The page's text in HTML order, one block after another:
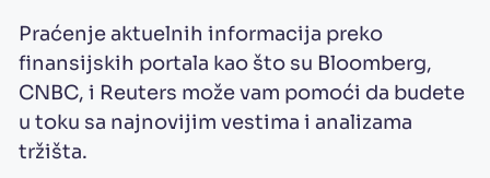
Praćenje aktuelnih informacija preko
finansijskih portala kao što su Bloomberg,
CNBC, i Reuters može vam pomoći da budete
u toku sa najnovijim vestima i analizama
tržišta.